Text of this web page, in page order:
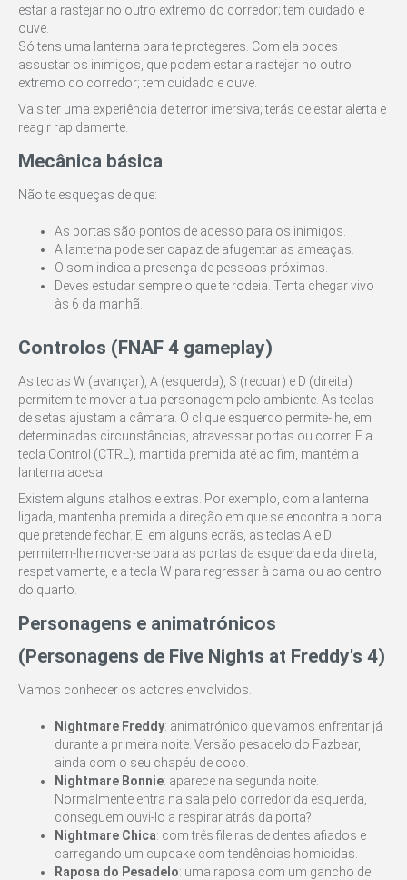
estar a rastejar no outro extremo do corredor; tem cuidado e
ouve.
Só tens uma lanterna para te protegeres. Com ela podes
assustar os inimigos, que podem estar a rastejar no outro
extremo do corredor; tem cuidado e ouve.
Vais ter uma experiência de terror imersiva; terás de estar alerta e
reagir rapidamente.
Mecânica básica
Não te esqueças de que:
As portas são pontos de acesso para os inimigos.
A lanterna pode ser capaz de afugentar as ameaças.
O som indica a presença de pessoas próximas.
Deves estudar sempre o que te rodeia. Tenta chegar vivo
às 6 da manhã.
Controlos (FNAF 4 gameplay)
As teclas W (avançar), A (esquerda), S (recuar) e D (direita)
permitem-te mover a tua personagem pelo ambiente. As teclas
de setas ajustam a câmara. O clique esquerdo permite-lhe, em
determinadas circunstâncias, atravessar portas ou correr. E a
tecla Control (CTRL), mantida premida até ao fim, mantém a
lanterna acesa.
Existem alguns atalhos e extras. Por exemplo, com a lanterna
ligada, mantenha premida a direção em que se encontra a porta
que pretende fechar. E, em alguns ecrãs, as teclas A e D
permitem-lhe mover-se para as portas da esquerda e da direita,
respetivamente, e a tecla W para regressar à cama ou ao centro
do quarto.
Personagens e animatrónicos
(Personagens de Five Nights at Freddy's 4)
Vamos conhecer os actores envolvidos.
Nightmare Freddy: animatrónico que vamos enfrentar já
durante a primeira noite. Versão pesadelo do Fazbear,
ainda com o seu chapéu de coco.
Nightmare Bonnie: aparece na segunda noite.
Normalmente entra na sala pelo corredor da esquerda,
conseguem ouvi-lo a respirar atrás da porta?
Nightmare Chica: com três fileiras de dentes afiados e
carregando um cupcake com tendências homicidas.
Raposa do Pesadelo: uma raposa com um gancho de